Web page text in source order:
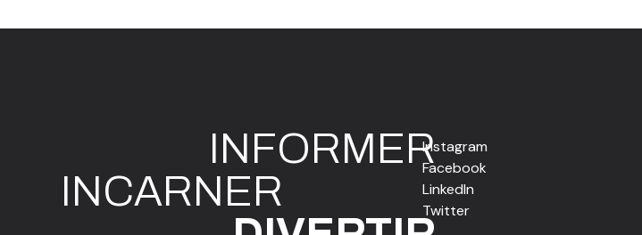
INFORMER
INCARNER
Instagram
Facebook
LinkedIn
Twitter